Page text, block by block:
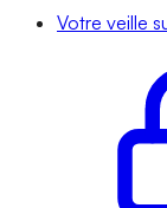
Votre veille